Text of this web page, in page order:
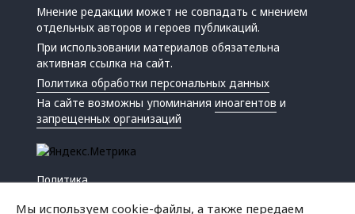
Мнение редакции может не совпадать с мнением
отдельных авторов и героев публикаций.
При использовании материалов обязательна
активная ссылка на сайт.
Политика обработки персональных данных
На сайте возможны упоминанияиноагентов и
запрещенных организаций
Политика
Мы используем cookie-файлы, а также передаем